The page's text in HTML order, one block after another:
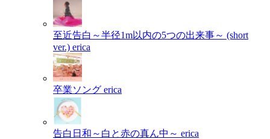
至近告白～半径1m以内の5つの出来事～ (short
ver.) erica
卒業ソング erica
告白日和～白と赤の真ん中～ erica